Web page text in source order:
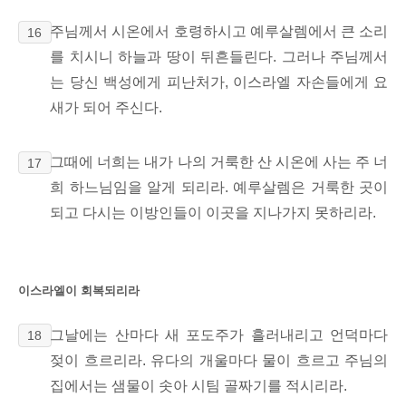
16
주님께서 시온에서 호령하시고 예루살렘에서 큰 소리
를 치시니 하늘과 땅이 뒤흔들린다. 그러나 주님께서
는 당신 백성에게 피난처가, 이스라엘 자손들에게 요
새가 되어 주신다.
17
그때에 너희는 내가 나의 거룩한 산 시온에 사는 주 너
희 하느님임을 알게 되리라. 예루살렘은 거룩한 곳이
되고 다시는 이방인들이 이곳을 지나가지 못하리라.
이스라엘이 회복되리라
18
그날에는 산마다 새 포도주가 흘러내리고 언덕마다
젖이 흐르리라. 유다의 개울마다 물이 흐르고 주님의
집에서는 샘물이 솟아 시팀 골짜기를 적시리라.